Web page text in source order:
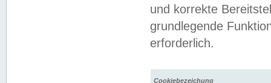
und korrekte
grundlegende
erforderlich.
Cookiebezeichung